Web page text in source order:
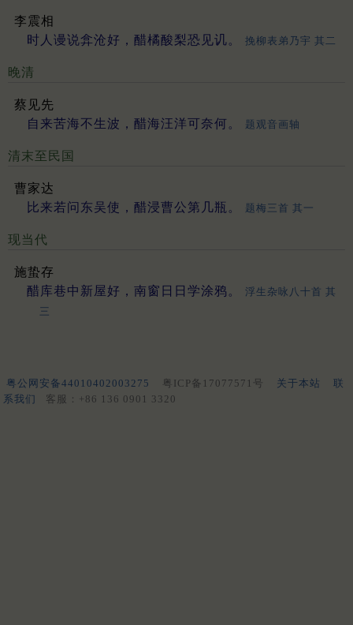
李震相
时人谩说弇沧好，醋橘酸梨恐见讥。
挽柳表弟乃宇 其二
晚清
蔡见先
自来苦海不生波，醋海汪洋可奈何。
题观音画轴
清末至民国
曹家达
比来若问东吴使，醋浸曹公第几瓶。
题梅三首 其一
现当代
施蛰存
醋库巷中新屋好，南窗日日学涂鸦。
浮生杂咏八十首 其
三
粤公网安备44010402003275 粤ICP备17077571号 关于本站
联
系我们
客服：+86 136 0901 3320